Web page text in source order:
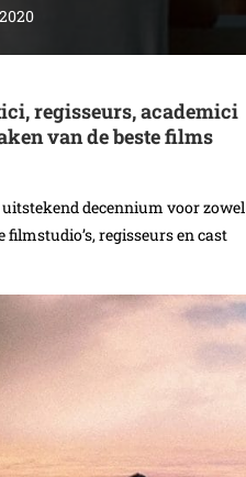
regisseurs, academici
van de beste films
uitstekend decennium voor zowel
regisseurs en cast